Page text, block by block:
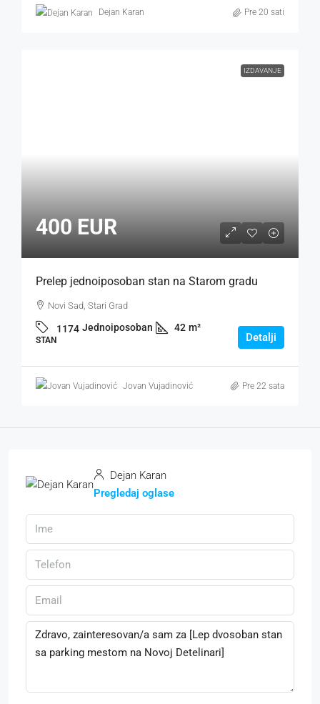
Dejan Karan Pre 20 sati
IZDAVANJE
400 EUR
Prelep jednoiposoban stan na Starom gradu
Novi Sad, Stari Grad
1174 Jednoiposoban 42 m²
STAN Detalji
Jovan Vujadinović Pre 22 sata
Dejan Karan
Pregledaj oglase